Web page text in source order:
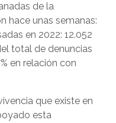
de la
hace unas semanas:
en 2022: 12.052
total de denuncias
en relación con
que existe en
esta